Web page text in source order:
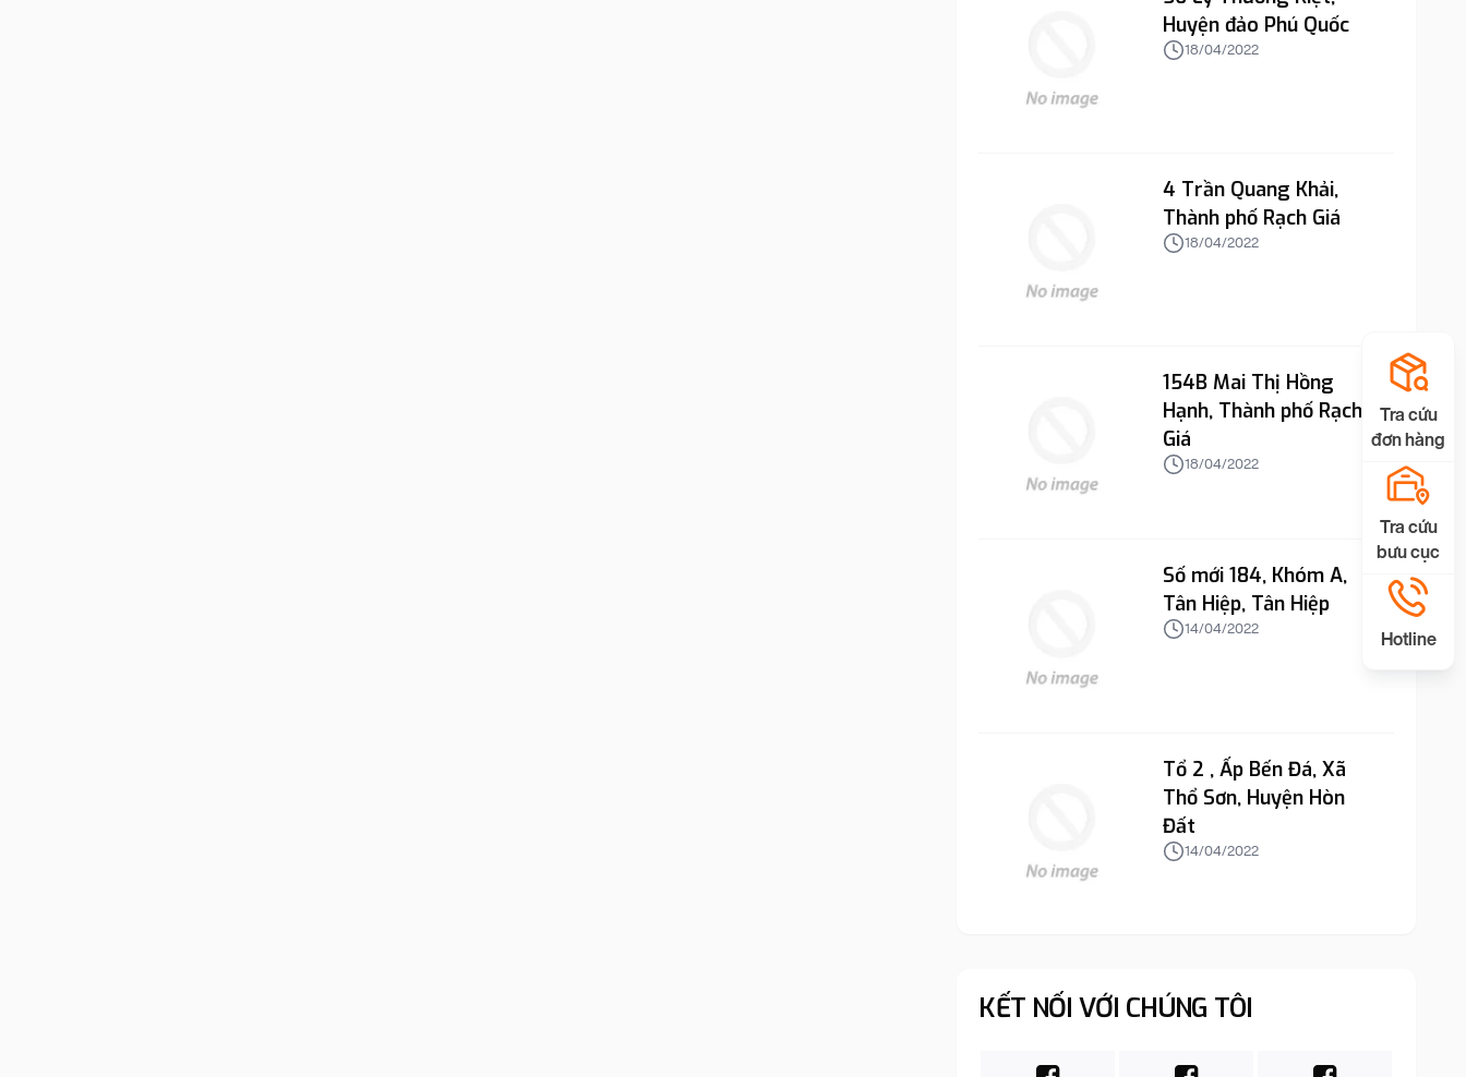
Huyện đảo Phú Quốc
18/04/2022
4 Trần Quang Khải,
Thành phố Rạch Giá
18/04/2022
154B Mai Thị Hồng
Hạnh, Thành phố Rạch
Giá
18/04/2022
Số mới 184, Khóm A,
Tân Hiệp, Tân Hiệp
14/04/2022
Tổ 2 , Ấp Bến Đá, Xã
Thổ Sơn, Huyện Hòn
Đất
14/04/2022
KẾT NỐI VỚI CHÚNG TÔI
Tra cứu
đơn hàng
Tra cứu
bưu cục
Hotline